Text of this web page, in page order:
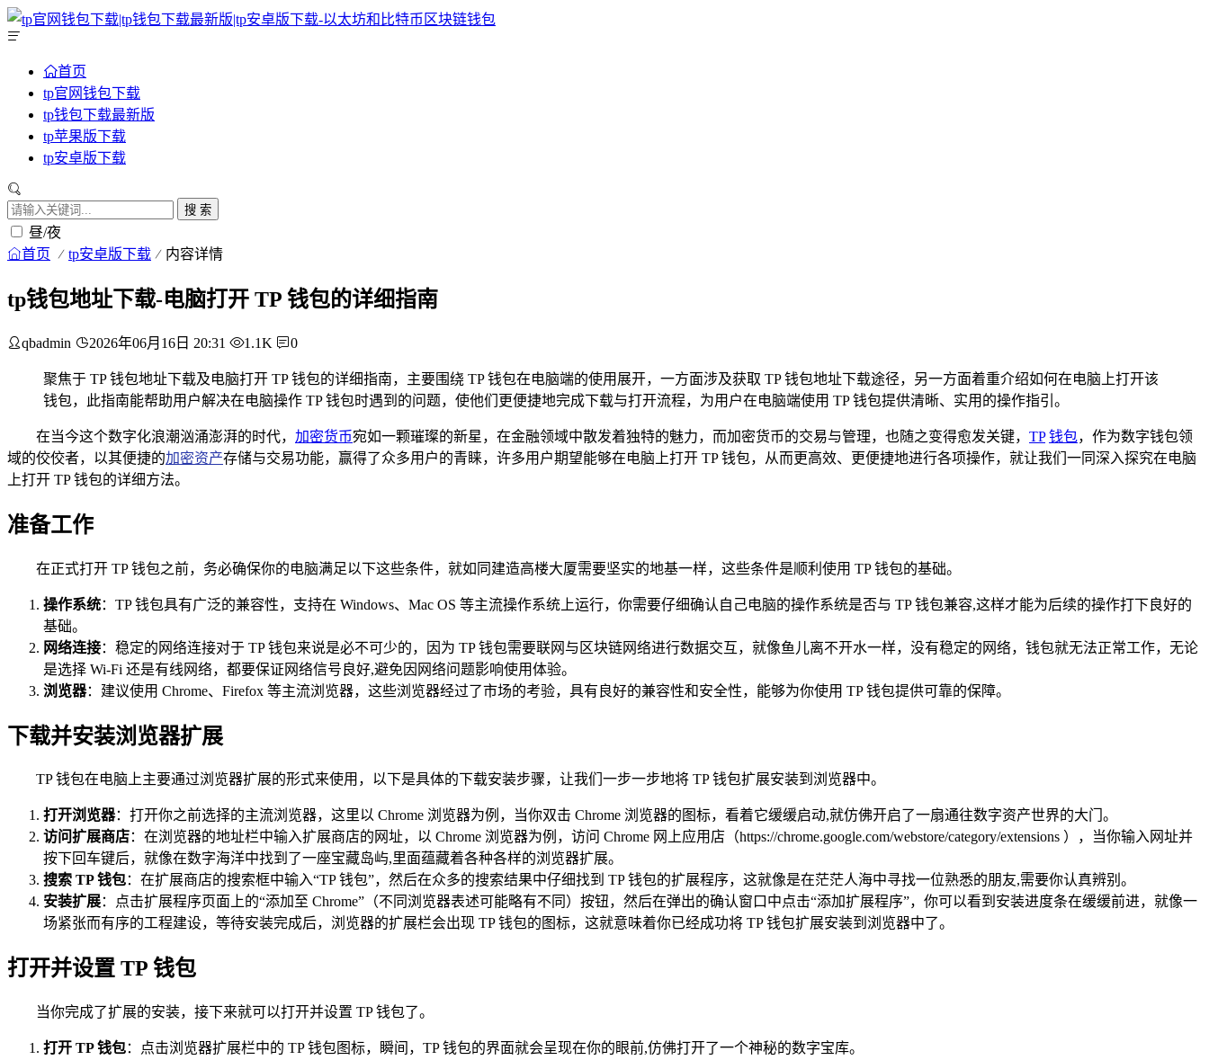
首页
tp官网钱包下载
tp钱包下载最新版
tp苹果版下载
tp安卓版下载
搜 索
昼/夜
首页 tp安卓版下载 内容详情
tp钱包地址下载-电脑打开 TP 钱包的详细指南
qbadmin 2026年06月16日 20:31 1.1K 0
聚焦于 TP 钱包地址下载及电脑打开 TP 钱包的详细指南，主要围绕 TP 钱包在电脑端的使用展开，一方面涉及获取 TP 钱包地址下载途径，另一方面着重介绍如何在电脑上打开该
钱包，此指南能帮助用户解决在电脑操作 TP 钱包时遇到的问题，使他们更便捷地完成下载与打开流程，为用户在电脑端使用 TP 钱包提供清晰、实用的操作指引。
在当今这个数字化浪潮汹涌澎湃的时代， 加密货币宛如一颗璀璨的新星，在金融领域中散发着独特的魅力，而加密货币的交易与管理，也随之变得愈发关键， TP 钱包，作为数字钱包领
域的佼佼者，以其便捷的加密资产存储与交易功能，赢得了众多用户的青睐，许多用户期望能够在电脑上打开 TP 钱包，从而更高效、更便捷地进行各项操作，就让我们一同深入探究在电脑
上打开 TP 钱包的详细方法。
准备工作
在正式打开 TP 钱包之前，务必确保你的电脑满足以下这些条件，就如同建造高楼大厦需要坚实的地基一样，这些条件是顺利使用 TP 钱包的基础。
操作系统：TP 钱包具有广泛的兼容性，支持在 Windows、Mac OS 等主流操作系统上运行，你需要仔细确认自己电脑的操作系统是否与 TP 钱包兼容,这样才能为后续的操作打下良好的
基础。
网络连接：稳定的网络连接对于 TP 钱包来说是必不可少的，因为 TP 钱包需要联网与区块链网络进行数据交互，就像鱼儿离不开水一样，没有稳定的网络，钱包就无法正常工作，无论
是选择 Wi-Fi 还是有线网络，都要保证网络信号良好,避免因网络问题影响使用体验。
浏览器：建议使用 Chrome、Firefox 等主流浏览器，这些浏览器经过了市场的考验，具有良好的兼容性和安全性，能够为你使用 TP 钱包提供可靠的保障。
下载并安装浏览器扩展
TP 钱包在电脑上主要通过浏览器扩展的形式来使用，以下是具体的下载安装步骤，让我们一步一步地将 TP 钱包扩展安装到浏览器中。
打开浏览器：打开你之前选择的主流浏览器，这里以 Chrome 浏览器为例，当你双击 Chrome 浏览器的图标，看着它缓缓启动,就仿佛开启了一扇通往数字资产世界的大门。
访问扩展商店：在浏览器的地址栏中输入扩展商店的网址，以 Chrome 浏览器为例，访问 Chrome 网上应用店（https://chrome.google.com/webstore/category/extensions ），当你输入网址并
按下回车键后，就像在数字海洋中找到了一座宝藏岛屿,里面蕴藏着各种各样的浏览器扩展。
搜索 TP 钱包：在扩展商店的搜索框中输入“TP 钱包”，然后在众多的搜索结果中仔细找到 TP 钱包的扩展程序，这就像是在茫茫人海中寻找一位熟悉的朋友,需要你认真辨别。
安装扩展：点击扩展程序页面上的“添加至 Chrome”（不同浏览器表述可能略有不同）按钮，然后在弹出的确认窗口中点击“添加扩展程序”，你可以看到安装进度条在缓缓前进，就像一
场紧张而有序的工程建设，等待安装完成后，浏览器的扩展栏会出现 TP 钱包的图标，这就意味着你已经成功将 TP 钱包扩展安装到浏览器中了。
打开并设置 TP 钱包
当你完成了扩展的安装，接下来就可以打开并设置 TP 钱包了。
打开 TP 钱包：点击浏览器扩展栏中的 TP 钱包图标，瞬间，TP 钱包的界面就会呈现在你的眼前,仿佛打开了一个神秘的数字宝库。